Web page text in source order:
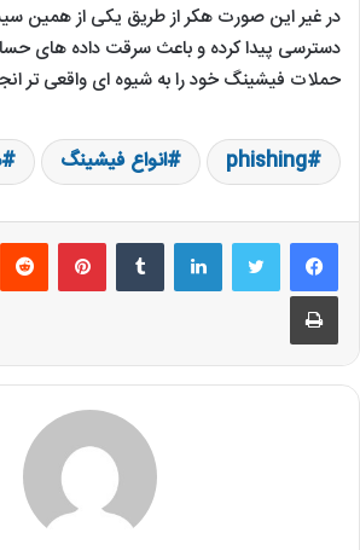
در غیر این صورت هکر از طریق یکی از همین
دسترسی پیدا کرده و باعث سرقت داده های
حملات فیشینگ خود را به شیوه ای واقعی تر
phishing انواع فیشینگ
لینکدین ‫تامبلر ‫پین‌ترست
چاپ